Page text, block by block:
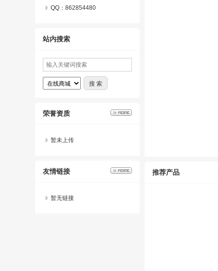
QQ： 862854480
站内搜索
荣誉资质
暂未上传
友情链接
暂无链接
推荐产品